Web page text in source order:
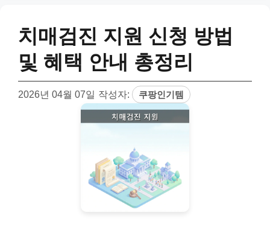
치매검진 지원 신청 방법
및 혜택 안내 총정리
2026년 04월 07일 작성자: 쿠팡인기템